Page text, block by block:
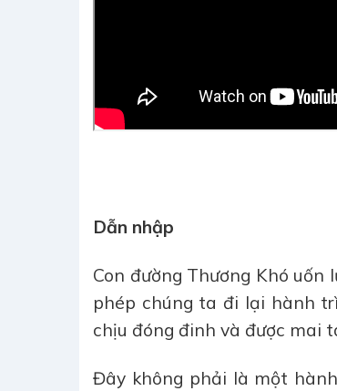
Dẫn nhập
Con đường Thương Khó uốn
phép chúng ta đi lại hành
chịu đóng đinh và được mai
Đây không phải là một